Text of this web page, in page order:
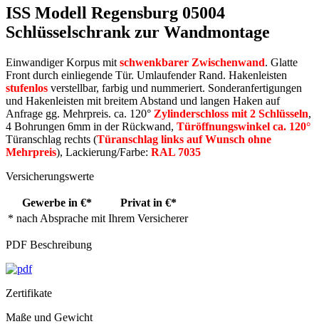
ISS Modell Regensburg 05004
Schlüsselschrank zur Wandmontage
Einwandiger Korpus mit schwenkbarer Zwischenwand. Glatte
Front durch einliegende Tür. Umlaufender Rand. Hakenleisten
stufenlos verstellbar, farbig und nummeriert. Sonderanfertigungen
und Hakenleisten mit breitem Abstand und langen Haken auf
Anfrage gg. Mehrpreis. ca. 120° Zylinderschloss mit 2 Schlüsseln,
4 Bohrungen 6mm in der Rückwand, Türöffnungswinkel ca. 120°
Türanschlag rechts (Türanschlag links auf Wunsch ohne
Mehrpreis), Lackierung/Farbe: RAL 7035
Versicherungswerte
Gewerbe in €*
Privat in €*
* nach Absprache mit Ihrem Versicherer
PDF Beschreibung
Zertifikate
Maße und Gewicht